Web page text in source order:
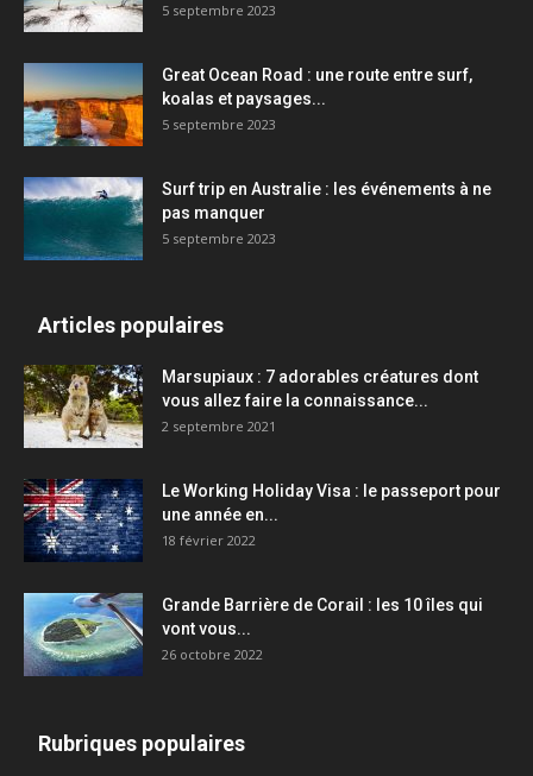
5 septembre 2023
Great Ocean Road : une route entre surf,
koalas et paysages...
5 septembre 2023
Surf trip en Australie : les événements à ne
pas manquer
5 septembre 2023
Articles populaires
Marsupiaux : 7 adorables créatures dont
vous allez faire la connaissance...
2 septembre 2021
Le Working Holiday Visa : le passeport pour
une année en...
18 février 2022
Grande Barrière de Corail : les 10 îles qui
vont vous...
26 octobre 2022
Rubriques populaires